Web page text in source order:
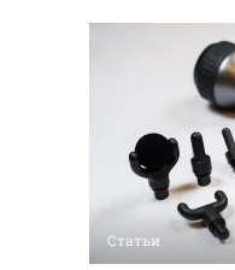
Статьи